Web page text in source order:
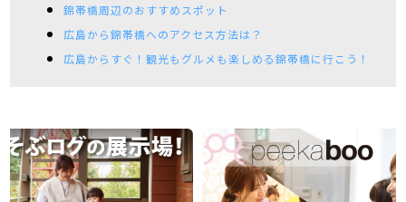
錦帯橋周辺のおすすめスポット
広島から錦帯橋へのアクセス方法は？
広島からすぐ！観光もグルメも楽しめる錦帯橋に行こう！